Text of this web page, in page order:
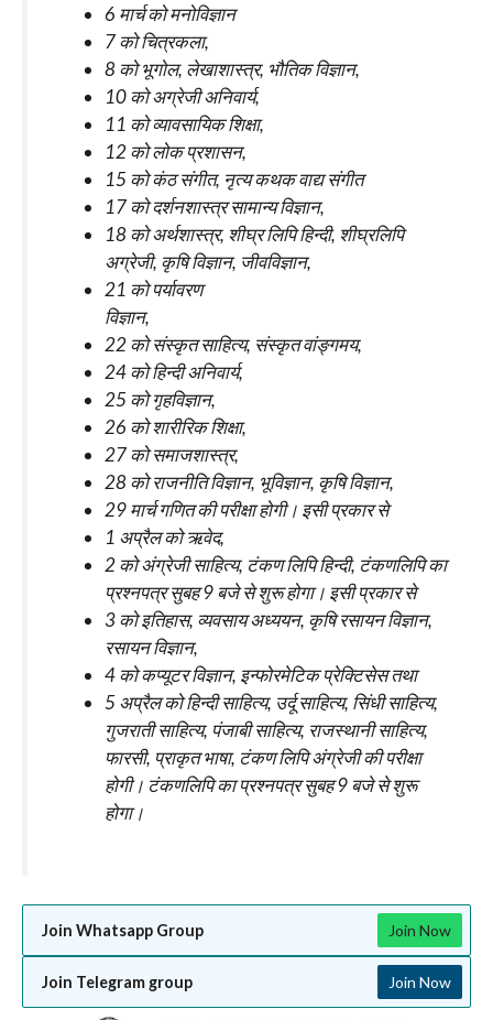
6 मार्च को मनोविज्ञान
7 को चित्रकला,
8 को भूगोल, लेखाशास्त्र, भौतिक विज्ञान,
10 को अग्रेजी अनिवार्य,
11 को व्यावसायिक शिक्षा,
12 को लोक प्रशासन,
15 को कंठ संगीत, नृत्य कथक वाद्य संगीत
17 को दर्शनशास्त्र सामान्य विज्ञान,
18 को अर्थशास्त्र, शीघ्र लिपि हिन्दी, शीघ्रलिपि
अग्रेजी, कृषि विज्ञान, जीवविज्ञान,
21 को पर्यावरण
विज्ञान,
22 को संस्कृत साहित्य, संस्कृत वांङ्गमय,
24 को हिन्दी अनिवार्य,
25 को गृहविज्ञान,
26 को शारीरिक शिक्षा,
27 को समाजशास्त्र,
28 को राजनीति विज्ञान, भूविज्ञान, कृषि विज्ञान,
29 मार्च गणित की परीक्षा होगी। इसी प्रकार से
1 अप्रैल को ऋवेद,
2 को अंग्रेजी साहित्य, टंकण लिपि हिन्दी, टंकणलिपि का
प्रश्नपत्र सुबह 9 बजे से शुरू होगा। इसी प्रकार से
3 को इतिहास, व्यवसाय अध्ययन, कृषि रसायन विज्ञान,
रसायन विज्ञान,
4 को कप्यूटर विज्ञान, इन्फोरमेटिक प्रेक्टिसेस तथा
5 अप्रैल को हिन्दी साहित्य, उर्दू साहित्य, सिंधी साहित्य,
गुजराती साहित्य, पंजाबी साहित्य, राजस्थानी साहित्य,
फारसी, प्राकृत भाषा, टंकण लिपि अंग्रेजी की परीक्षा
होगी। टंकणलिपि का प्रश्नपत्र सुबह 9 बजे से शुरू
होगा।
Join Whatsapp Group Join Now
Join Telegram group Join Now